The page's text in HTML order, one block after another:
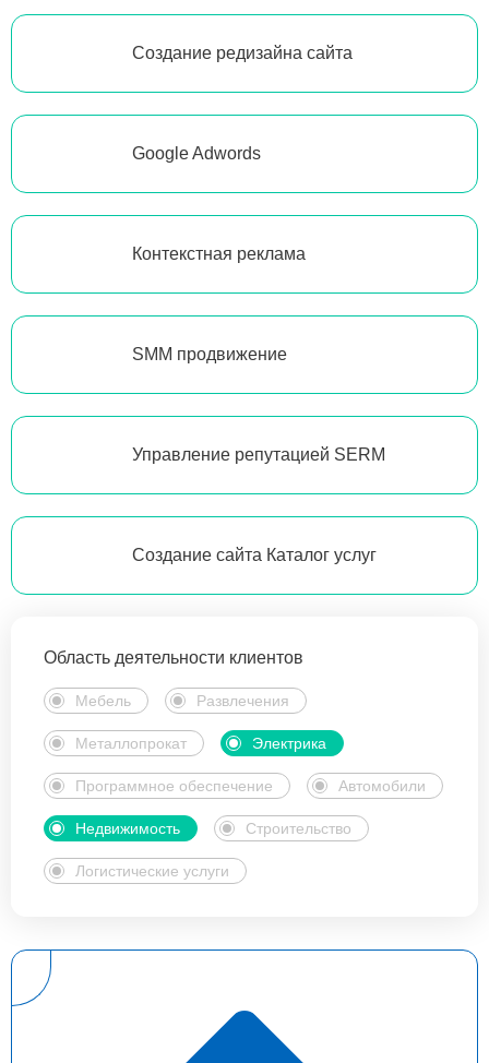
Создание редизайна сайта
Google Adwords
Контекстная реклама
SMM продвижение
Управление репутацией SERM
Создание сайта Каталог услуг
Область деятельности клиентов
Мебель Развлечения
Металлопрокат Электрика
Программное обеспечение Автомобили
Недвижимость Строительство
Логистические услуги